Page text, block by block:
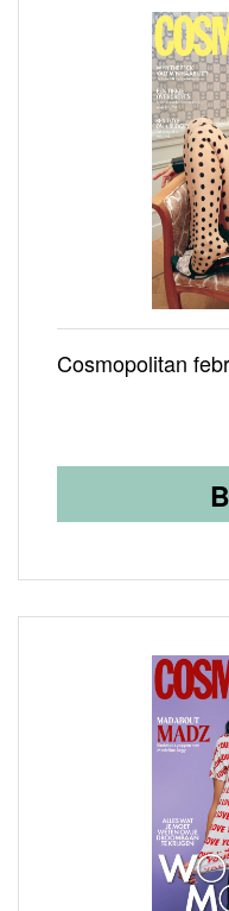
Cosmopolitan